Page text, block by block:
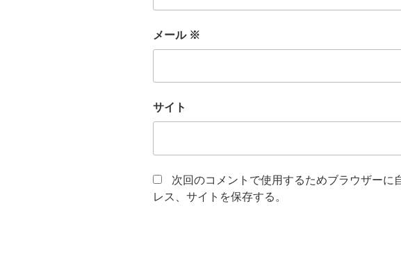
メール ※
サイト
次回のコメントで使用するためブラウザーに
レス、サイトを保存する。